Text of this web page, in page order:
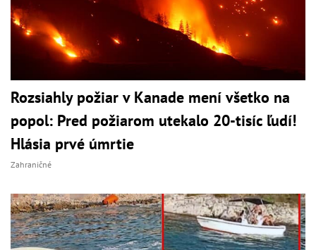
Rozsiahly požiar v Kanade mení všetko na
popol: Pred požiarom utekalo 20-tisíc ľudí!
Hlásia prvé úmrtie
Zahraničné